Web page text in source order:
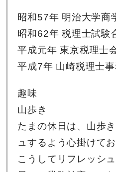
昭和57年 明治大学
昭和62年 税理士試験
平成元年 東京税理士
平成7年 山崎税理士
趣味
山歩き
たまの休日は、山歩
ュするよう心掛けてお
こうしてリフレッシ